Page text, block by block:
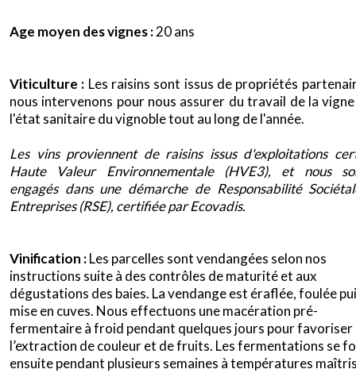
Age moyen des vignes :20 ans
Viticulture : Les raisins sont issus de propriétés
nous intervenons pour nous assurer du travail de la
l'état sanitaire du vignoble tout au long de l'année.
Les vins proviennent de raisins issus d'exploitations
Haute Valeur Environnementale (HVE3), et nous
engagés dans une démarche de Responsabilité
Entreprises (RSE), certifiée par Ecovadis.
Vinification :Les parcelles sont vendangées selon nos
instructions suite à des contrôles de maturité et aux
dégustations des baies. La vendange est éraflée, foulée
mise en cuves. Nous effectuons une macération pré-
fermentaire à froid pendant quelques jours pour favoriser
l’extraction de couleur et de fruits. Les fermentations se
ensuite pendant plusieurs semaines à températures